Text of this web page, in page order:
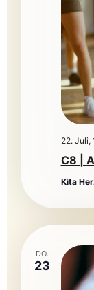
C8 |
22. Juli,
Kita
DO.
23